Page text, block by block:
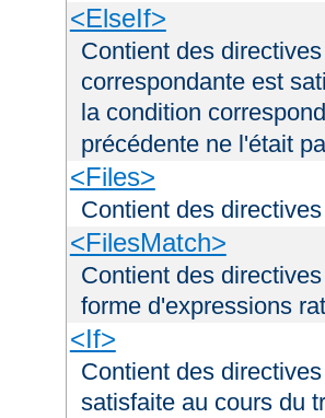
<ElseIf>
Contient des
correspondante est
la condition
précédente ne l'était
<Files>
Contient des
<FilesMatch>
Contient des
forme d'expressions
<If>
Contient des
satisfaite au cours du